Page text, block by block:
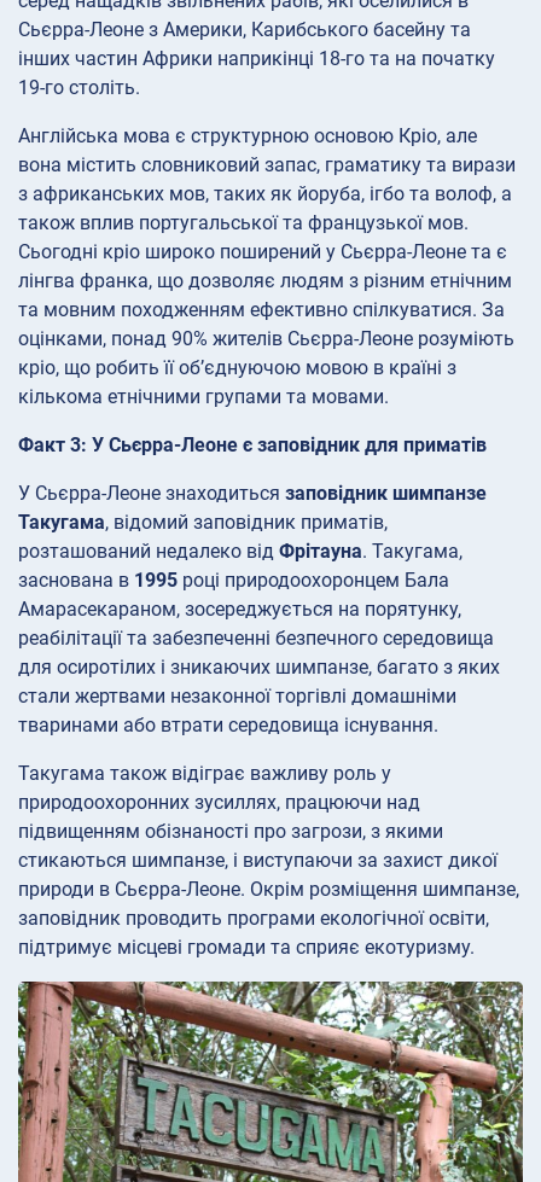
Сьєрра-Леоне з Америки, Карибського басейну та
інших частин Африки наприкінці 18-го та на початку
19-го століть.
Англійська мова є структурною основою Кріо, але
вона містить словниковий запас, граматику та вирази
з африканських мов, таких як йоруба, ігбо та волоф, а
також вплив португальської та французької мов.
Сьогодні кріо широко поширений у Сьєрра-Леоне та є
лінгва франка, що дозволяє людям з різним етнічним
та мовним походженням ефективно спілкуватися. За
оцінками, понад 90% жителів Сьєрра-Леоне розуміють
кріо, що робить її об’єднуючою мовою в країні з
кількома етнічними групами та мовами.
Факт 3: У Сьєрра-Леоне є заповідник для приматів
У Сьєрра-Леоне знаходиться заповідник шимпанзе
Такугама, відомий заповідник приматів,
розташований недалеко від Фрітауна. Такугама,
заснована в 1995 році природоохоронцем Бала
Амарасекараном, зосереджується на порятунку,
реабілітації та забезпеченні безпечного середовища
для осиротілих і зникаючих шимпанзе, багато з яких
стали жертвами незаконної торгівлі домашніми
тваринами або втрати середовища існування.
Такугама також відіграє важливу роль у
природоохоронних зусиллях, працюючи над
підвищенням обізнаності про загрози, з якими
стикаються шимпанзе, і виступаючи за захист дикої
природи в Сьєрра-Леоне. Окрім розміщення шимпанзе,
заповідник проводить програми екологічної освіти,
підтримує місцеві громади та сприяє екотуризму.